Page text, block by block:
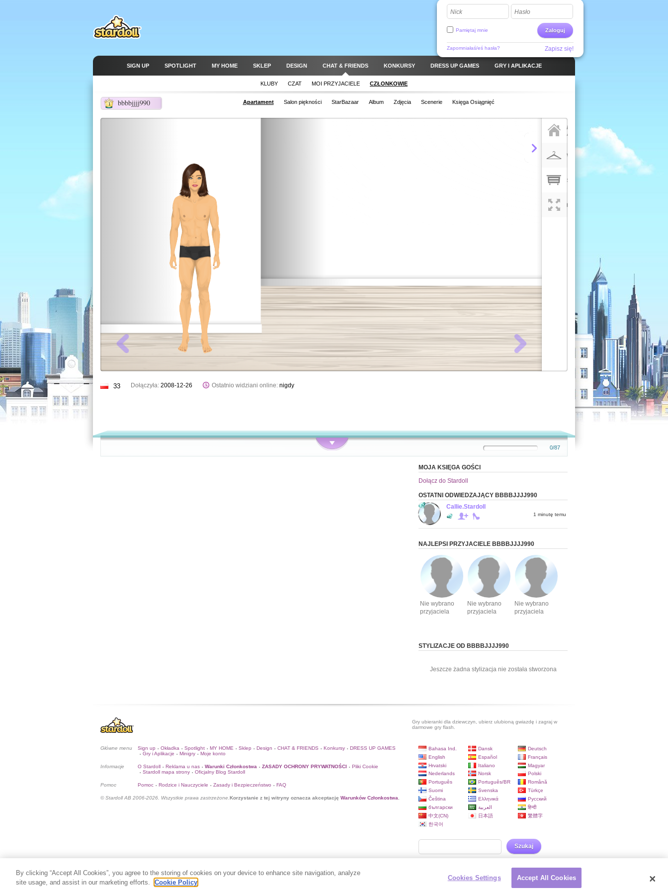
Nick Hasło
Zaloguj
Pamiętaj mnie
Zapomniałaś/eś hasła? Zapisz się!
SIGN UP SPOTLIGHT MY HOME SKLEP DESIGN CHAT & FRIENDS KONKURSY DRESS UP GAMES GRY I APLIKACJE
KLUBY CZAT MOI PRZYJACIELE CZŁONKOWIE
bbbbjjjj990
1 Apartament Salon piękności StarBazaar Album Zdjęcia Scenerie Księga Osiągnięć
33 Dołączyła: 2008-12-26 Ostatnio widziani online: nigdy
0/87
MOJA KSIĘGA GOŚCI
Dołącz do Stardoll
OSTATNI ODWIEDZAJĄCY BBBBJJJJ990
Callie.Stardoll
1 minutę temu
NAJLEPSI PRZYJACIELE BBBBJJJJ990
Nie wybrano
przyjaciela
Nie wybrano
przyjaciela
Nie wybrano
przyjaciela
STYLIZACJE OD BBBBJJJJ990
Jeszcze żadna stylizacja nie została stworzona
Gry ubieranki dla dziewczyn, ubierz ulubioną gwiazdę i zagraj w
darmowe gry flash.
Główne menu Sign up • Okładka • Spotlight • MY HOME • Sklep • Design • CHAT & FRIENDS • Konkursy • DRESS UP GAMES
• Gry i Aplikacje • Minigry • Moje konto
Informacje O Stardoll • Reklama u nas • Warunki Członkostwa • ZASADY OCHRONY PRYWATNOŚCI • Pliki Cookie
• Stardoll mapa strony • Oficjalny Blog Stardoll
Pomoc Pomoc • Rodzice i Nauczyciele • Zasady i Bezpieczeństwo • FAQ
© Stardoll AB 2006-2026. Wszystkie prawa zastrzeżone. Korzystanie z tej witryny oznacza akceptację Warunków Członkostwa
Bahasa Ind. Dansk
Deutsch
English
Español
Français
Hrvatski
Italiano
Magyar
Nederlands
Norsk
Polski
Português
Português/BR
Română
Suomi
Svenska
Türkçe
Čeština
Ελληνικά
Русский
български
العربية
हिन्दी
中文(CN)
日本語
繁體字
한국어
Szukaj
By clicking “Accept All Cookies”, you agree to the storing of cookies on your device to enhance site navigation, analyze
site usage, and assist in our marketing efforts.
Cookie Policy
Cookies Settings Accept All Cookies